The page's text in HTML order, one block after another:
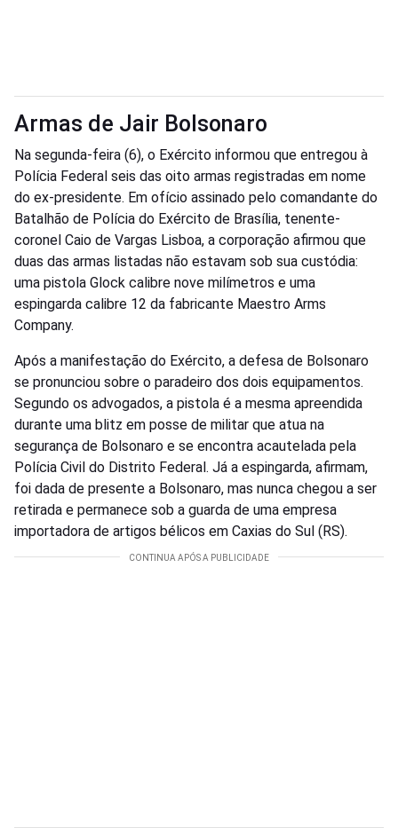
Armas de Jair Bolsonaro
Na segunda-feira (6), o Exército informou que entregou à
Polícia Federal seis das oito armas registradas em nome
do ex-presidente. Em ofício assinado pelo comandante do
Batalhão de Polícia do Exército de Brasília, tenente-
coronel Caio de Vargas Lisboa, a corporação afirmou que
duas das armas listadas não estavam sob sua custódia:
uma pistola Glock calibre nove milímetros e uma
espingarda calibre 12 da fabricante Maestro Arms
Company.
Após a manifestação do Exército, a defesa de Bolsonaro
se pronunciou sobre o paradeiro dos dois equipamentos.
Segundo os advogados, a pistola é a mesma apreendida
durante uma blitz em posse de militar que atua na
segurança de Bolsonaro e se encontra acautelada pela
Polícia Civil do Distrito Federal. Já a espingarda, afirmam,
foi dada de presente a Bolsonaro, mas nunca chegou a ser
retirada e permanece sob a guarda de uma empresa
importadora de artigos bélicos em Caxias do Sul (RS).